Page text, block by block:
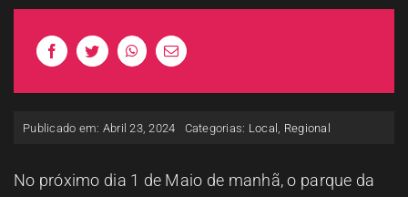
A RCP
Publicado em: Abril 23, 2024 Categorias: Local Regional
No próximo dia 1 de Maio de manhã, o parque da